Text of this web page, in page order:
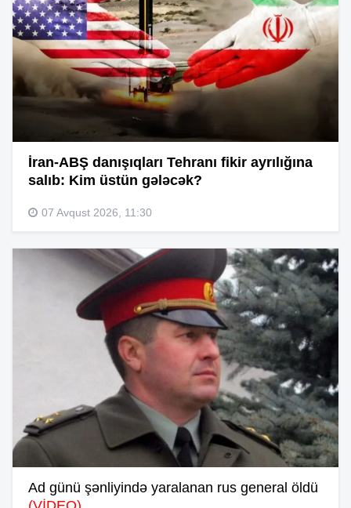
İran-ABŞ danışıqları Tehranı fikir ayrılığına
salıb: Kim üstün gələcək?
07 Avqust 2026, 11:30
Ad günü şənliyində yaralanan rus general öldü